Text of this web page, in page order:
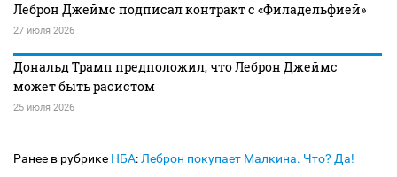
Леброн Джеймс подписал контракт с «Филадельфией»
27 июля 2026
Дональд Трамп предположил, что Леброн Джеймс
может быть расистом
25 июля 2026
Ранее в рубрике НБА: Леброн покупает Малкина. Что? Да!